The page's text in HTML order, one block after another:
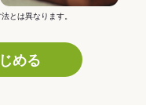
とは異なります。
める